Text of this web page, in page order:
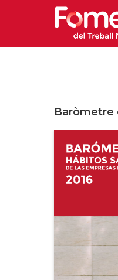
Baròmetre